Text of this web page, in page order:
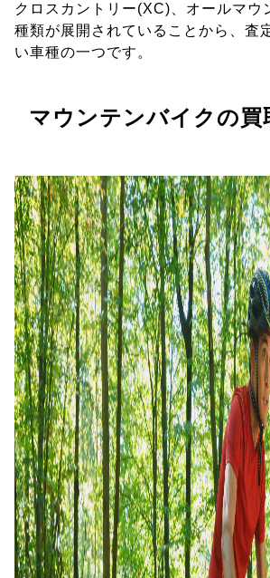
クロスカントリー(XC)、オールマウ
種類が展開されていることから、査
い車種の一つです。
マウンテンバイクの買